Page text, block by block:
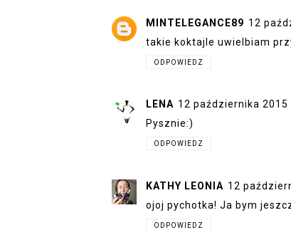
MINTELEGANCE89 12
takie koktajle uwielbiam
ODPOWIEDZ
LENA 12 października 2015
Pysznie:)
ODPOWIEDZ
KATHY LEONIA 12
ojoj pychotka! Ja bym
ODPOWIEDZ